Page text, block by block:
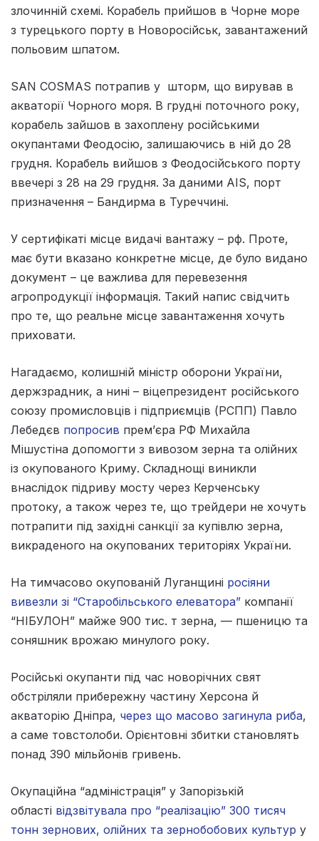
злочинній схемі. Корабель прийшов в Чорне море
з турецького порту в Новоросійськ, завантажений
польовим шпатом.
SAN COSMAS потрапив у шторм, що вирував в
акваторії Чорного моря. В грудні поточного року,
корабель зайшов в захоплену російськими
окупантами Феодосію, залишаючись в ній до 28
грудня. Корабель вийшов з Феодосійського порту
ввечері з 28 на 29 грудня. За даними AIS, порт
призначення – Бандирма в Туреччині.
У сертифікаті місце видачі вантажу – рф. Проте,
має бути вказано конкретне місце, де було видано
документ – це важлива для перевезення
агропродукції інформація. Такий напис свідчить
про те, що реальне місце завантаження хочуть
приховати.
Нагадаємо, колишній міністр оборони України,
держзрадник, а нині – віцепрезидент російського
союзу промисловців і підприємців (РСПП) Павло
Лебедєв попросив прем’єра РФ Михайла
Мішустіна допомогти з вивозом зерна та олійних
із окупованого Криму. Складнощі виникли
внаслідок підриву мосту через Керченську
протоку, а також через те, що трейдери не хочуть
потрапити під західні санкції за купівлю зерна,
викраденого на окупованих територіях України.
На тимчасово окупованій Луганщині росіяни
вивезли зі “Старобільського елеватора” компанії
“НІБУЛОН” майже 900 тис. т зерна, — пшеницю та
соняшник врожаю минулого року.
Російські окупанти під час новорічних свят
обстріляли прибережну частину Херсона й
акваторію Дніпра, через що масово загинула риба,
а саме товстолоби. Орієнтовні збитки становлять
понад 390 мільйонів гривень.
Окупаційна “адміністрація” у Запорізькій
області відзвітувала про “реалізацію” 300 тисяч
тонн зернових, олійних та зернобобових культур у